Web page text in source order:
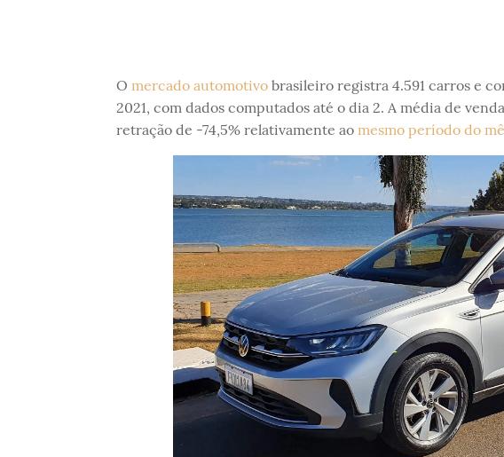
O mercado automotivobrasileiro registra 4.591 carros e
2021, com dados computados até o dia 2. A média de
retração de -74,5% relativamente ao mesmo período do